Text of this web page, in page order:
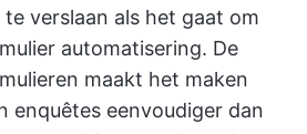
verslaan als het gaat om
automatisering. De
maakt het maken
enquêtes eenvoudiger dan